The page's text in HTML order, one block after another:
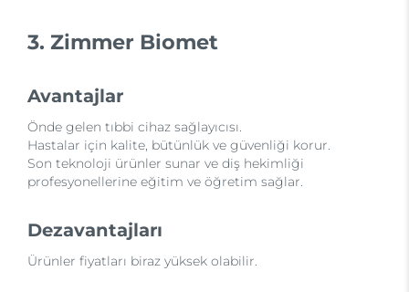
3. Zimmer Biomet
Avantajlar
Önde gelen tıbbi cihaz sağlayıcısı.
Hastalar için kalite, bütünlük ve güvenliği korur.
Son teknoloji ürünler sunar ve diş hekimliği
profesyonellerine eğitim ve öğretim sağlar.
Dezavantajları
Ürünler fiyatları biraz yüksek olabilir.